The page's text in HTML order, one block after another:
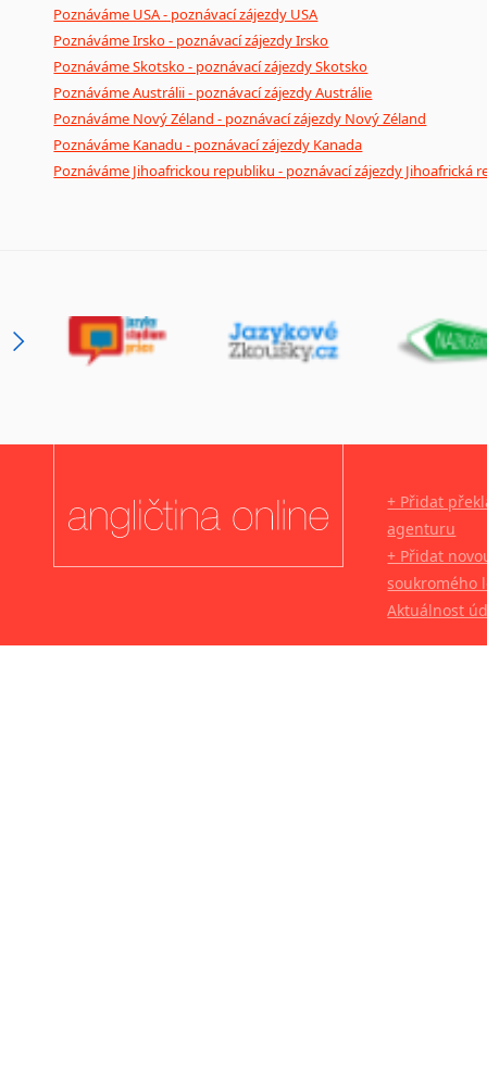
Poznáváme USA - poznávací zájezdy USA
Poznáváme Irsko - poznávací zájezdy Irsko
Poznáváme Skotsko - poznávací zájezdy Skotsko
Poznáváme Austrálii - poznávací zájezdy Austrálie
Poznáváme Nový Zéland - poznávací zájezdy Nový Zéland
Poznáváme Kanadu - poznávací zájezdy Kanada
Poznáváme Jihoafrickou republiku - poznávací zájezdy Jihoafrická
+ Přidat
agenturu
+ Přidat
soukromého
Aktuálnost